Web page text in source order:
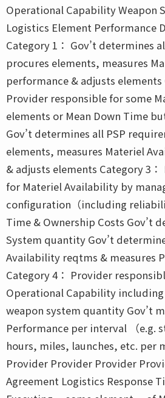
Operational Capability Weapon
Logistics Element Performance
Category 1： Gov’t determines
procures elements, measures
performance & adjusts elements
Provider responsible for some
elements or Mean Down Time
Gov’t determines all PSP
elements, measures Materiel
& adjusts elements Category 3
for Materiel Availability by
configuration（including
Time & Ownership Costs Gov’t
System quantity Gov’t
Availability reqtms & measures
Category 4： Provider
Operational Capability
weapon system quantity Gov’t
Performance per interval （e.g.
hours, miles, launches, etc. per
Provider Provider Provider
Agreement Logistics Response